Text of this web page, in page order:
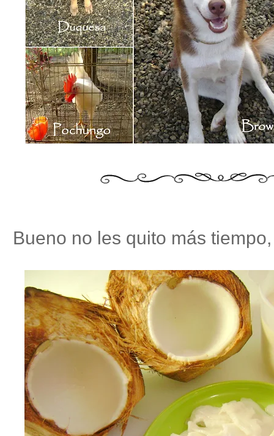
Bueno no les quito más